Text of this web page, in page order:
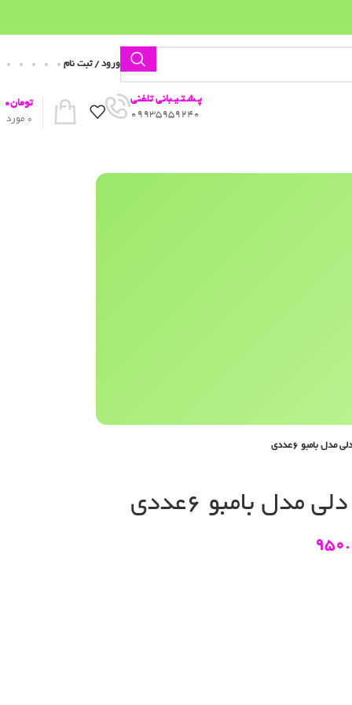
ورود / ثبت نام
پـشـتـیـبانی تلفنی
09935959240
0 مورد
تومان0
بامبو 6عددی
بامبو 6عددی